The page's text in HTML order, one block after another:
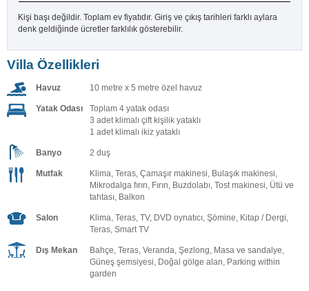
Kişi başı değildir. Toplam ev fiyatıdır. Giriş ve çıkış tarihleri farklı aylara
denk geldiğinde ücretler farklılık gösterebilir.
Villa Özellikleri
Havuz 10 metre x 5 metre özel havuz
Yatak Odası
Toplam 4 yatak odası
3 adet klimalı çift kişilik yataklı
1 adet klimalı ikiz yataklı
Banyo 2 duş
Mutfak
Klima, Teras, Çamaşır makinesi, Bulaşık makinesi,
Mikrodalga fırın, Fırın, Buzdolabı, Tost makinesi, Ütü ve
tahtası, Balkon
Salon
Klima, Teras, TV, DVD oynatıcı, Şömine, Kitap / Dergi,
Teras, Smart TV
Dış Mekan
Bahçe, Teras, Veranda, Şezlong, Masa ve sandalye,
Güneş şemsiyesi, Doğal gölge alan, Parking within
garden